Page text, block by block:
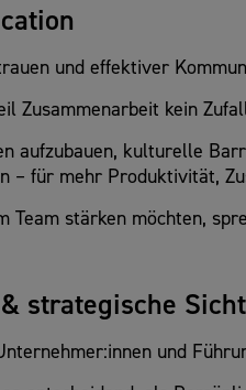
und effektiver
Zusammenarbeit kein
aufzubauen, kulturelle
– für mehr Produktivität,
Team stärken möchten,
strategische
und